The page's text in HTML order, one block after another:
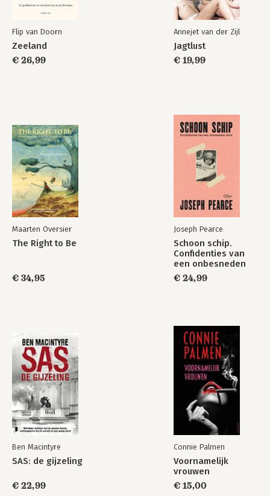
Flip van Doorn
Zeeland
€ 26,99
Annejet van der Zijl
Jagtlust
€ 19,99
Maarten Oversier
The Right to Be
€ 34,95
Joseph Pearce
Schoon schip.
Confidenties van
een onbesneden
Jood
€ 24,99
Ben Macintyre
SAS: de gijzeling
€ 22,99
Connie Palmen
Voornamelijk
vrouwen
€ 15,00